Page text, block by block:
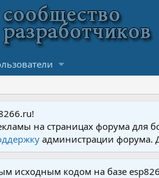
на страницах форума для
администрации форума.
исходным кодом на базе